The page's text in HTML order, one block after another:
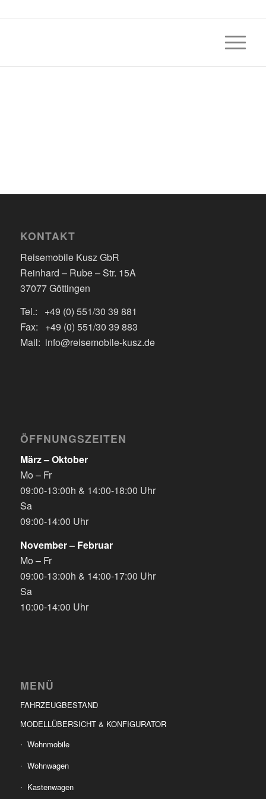
KONTAKT
Reisemobile Kusz GbR
Reinhard – Rube – Str. 15A
37077 Göttingen
Tel.: +49 (0) 551/30 39 881
Fax: +49 (0) 551/30 39 883
Mail: info@reisemobile-kusz.de
ÖFFNUNGSZEITEN
März – Oktober
Mo – Fr
09:00-13:00h & 14:00-18:00 Uhr
Sa
09:00-14:00 Uhr
November – Februar
Mo – Fr
09:00-13:00h & 14:00-17:00 Uhr
Sa
10:00-14:00 Uhr
MENÜ
FAHRZEUGBESTAND
MODELLÜBERSICHT & KONFIGURATOR
Wohnmobile
Wohnwagen
Kastenwagen